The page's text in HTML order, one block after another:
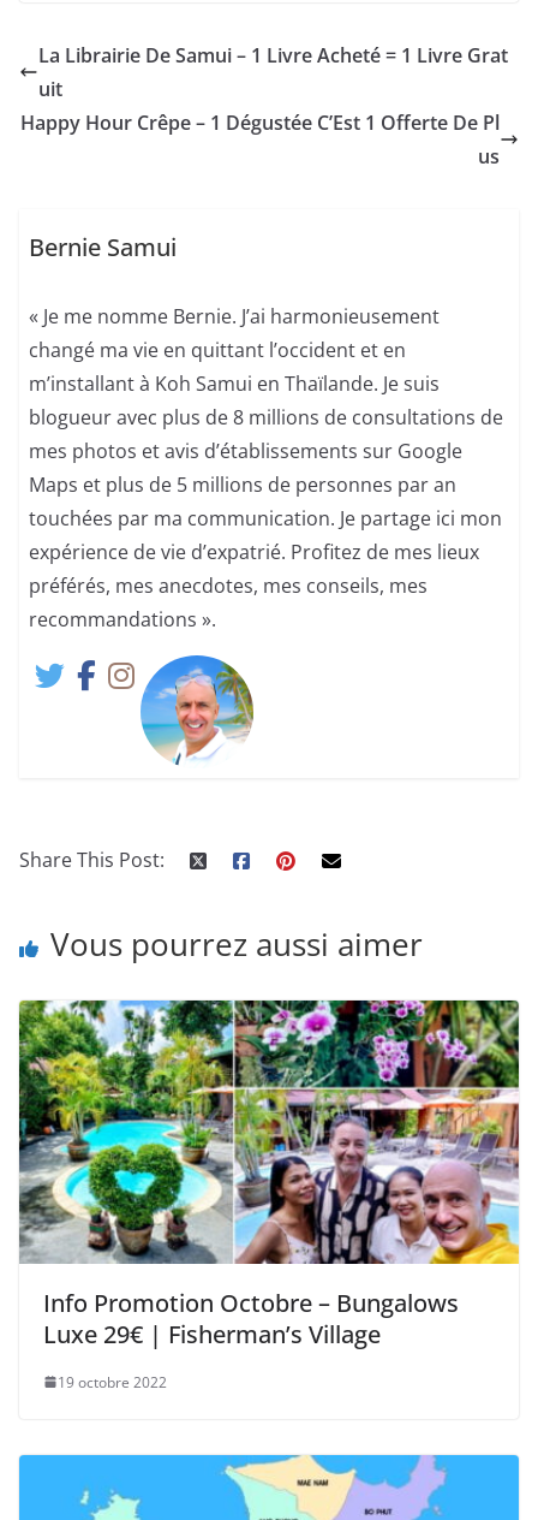
Janvier 2021
La Librairie De Samui – 1 Livre Acheté = 1 Livre Grat
uit
Happy Hour Crêpe – 1 Dégustée C’Est 1 Offerte De Pl
us
Bernie Samui
« Je me nomme Bernie. J’ai harmonieusement
changé ma vie en quittant l’occident et en
m’installant à Koh Samui en Thaïlande. Je suis
blogueur avec plus de 8 millions de consultations de
mes photos et avis d’établissements sur Google
Maps et plus de 5 millions de personnes par an
touchées par ma communication. Je partage ici mon
expérience de vie d’expatrié. Profitez de mes lieux
préférés, mes anecdotes, mes conseils, mes
recommandations ».
Share This Post:
Vous pourrez aussi aimer
Info Promotion Octobre – Bungalows
Luxe 29€ | Fisherman’s Village
19 octobre 2022